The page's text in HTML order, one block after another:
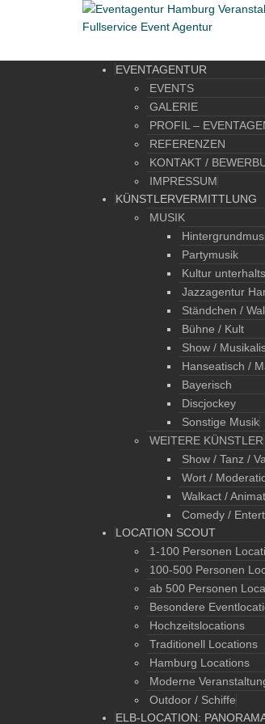
EVENTAGENTUR
EVENTS
GALERIE
PROFIL –
REFERENZEN
KONTAKT /
IMPRESSUM
KÜNSTLERVERMITTLUNG
MUSIK
Partymusik
Kultur
Jazzagentur
Ständchen /
Bühne / Kult
Show /
Hanseatisch /
Bayerisch
Discjockey
Sonstige Musik
WEITERE KÜNSTLER
Show / Tanz /
Wort /
Walkact /
Comedy /
LOCATION SCOUT
1-100 Personen
100-500 Personen
ab 500 Personen
Besondere
Hochzeitslocations
Traditionell Locations
Hamburg Locations
Moderne
Outdoor / Schiffe
ELB-LOCATION: